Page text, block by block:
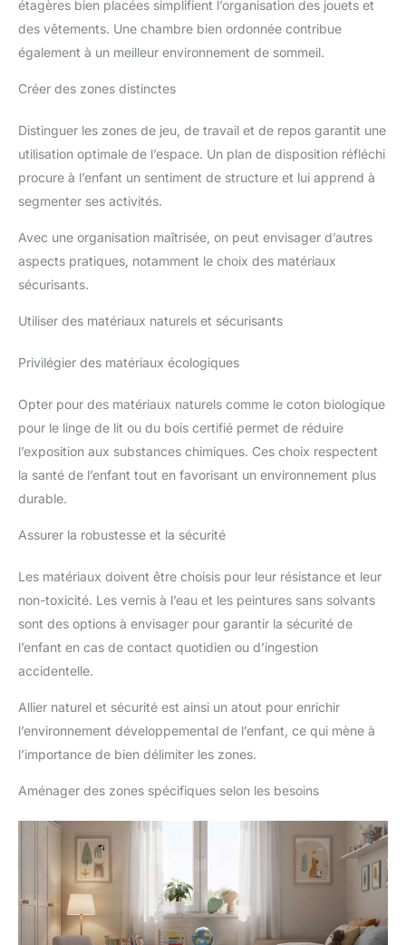
étagères bien placées simplifient l’organisation des jouets et
des vêtements. Une chambre bien ordonnée contribue
également à un meilleur environnement de sommeil.
Créer des zones distinctes
Distinguer les zones de jeu, de travail et de repos garantit une
utilisation optimale de l’espace. Un plan de disposition réfléchi
procure à l’enfant un sentiment de structure et lui apprend à
segmenter ses activités.
Avec une organisation maîtrisée, on peut envisager d’autres
aspects pratiques, notamment le choix des matériaux
sécurisants.
Utiliser des matériaux naturels et sécurisants
Privilégier des matériaux écologiques
Opter pour des matériaux naturels comme le coton biologique
pour le linge de lit ou du bois certifié permet de réduire
l’exposition aux substances chimiques. Ces choix respectent
la santé de l’enfant tout en favorisant un environnement plus
durable.
Assurer la robustesse et la sécurité
Les matériaux doivent être choisis pour leur résistance et leur
non-toxicité. Les vernis à l’eau et les peintures sans solvants
sont des options à envisager pour garantir la sécurité de
l’enfant en cas de contact quotidien ou d’ingestion
accidentelle.
Allier naturel et sécurité est ainsi un atout pour enrichir
l’environnement développemental de l’enfant, ce qui mène à
l’importance de bien délimiter les zones.
Aménager des zones spécifiques selon les besoins